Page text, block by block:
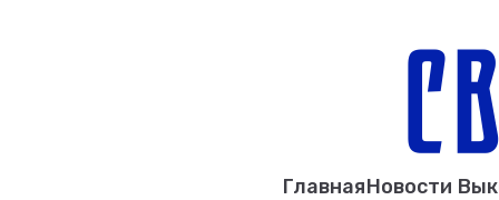
ГлавнаяНовости